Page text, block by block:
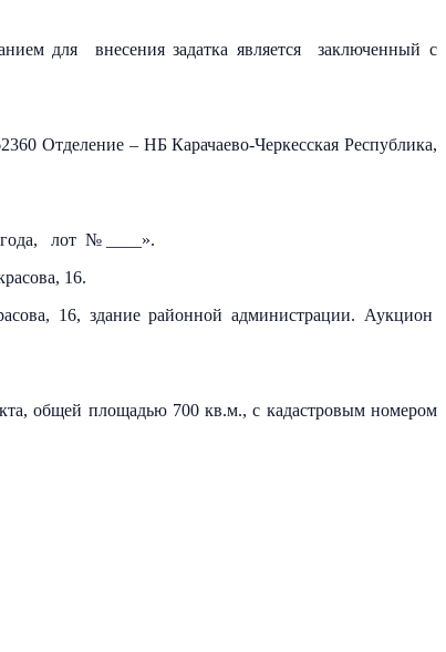
для внесения задатка является заключенный с
Отделение – НБ Карачаево-Черкесская Республика,
года, лот № ____».
16.
16, здание районной администрации. Аукцион
общей площадью 700 кв.м., с кадастровым номером